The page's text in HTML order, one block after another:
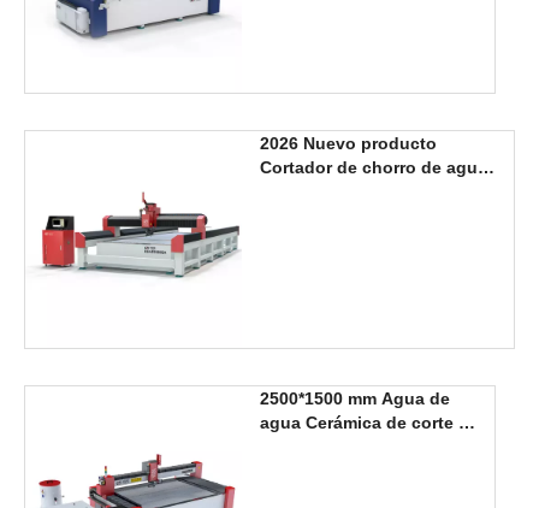
2026 Nuevo producto
Cortador de chorro de agua
2500*1500 mm Agua de
agua Cerámica de corte de